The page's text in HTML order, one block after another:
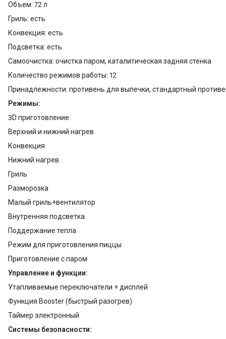
Объем: 72 л
Гриль: есть
Конвекция: есть
Подсветка: есть
Самоочистка: очистка паром, каталитическая задняя стенка
Количество режимов работы: 12
Принадлежности: противень для выпечки, стандартный
Режимы:
3D приготовление
Верхний и нижний нагрев
Конвекция
Нижний нагрев
Гриль
Разморозка
Малый гриль+вентилятор
Внутренняя подсветка
Поддержание тепла
Режим для приготовления пиццы
Приготовление с паром
Управление и функции:
Утапливаемые переключатели + дисплей
Функция Booster (быстрый разогрев)
Таймер электронный
Системы безопасности: